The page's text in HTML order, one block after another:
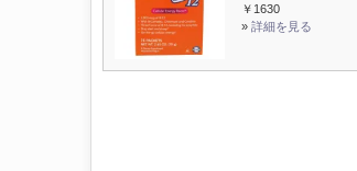
￥1630
» 詳細を見る